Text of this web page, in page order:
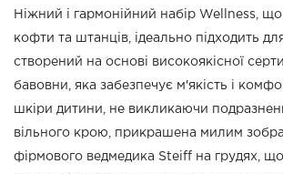
Ніжний і гармонійний набір Wellness, що
кофти та штанців, ідеально підходить
створений на основі високоякісної
бавовни, яка забезпечує м'якість і
шкіри дитини, не викликаючи
вільного крою, прикрашена милим
фірмового ведмедика Steiff на грудях, що